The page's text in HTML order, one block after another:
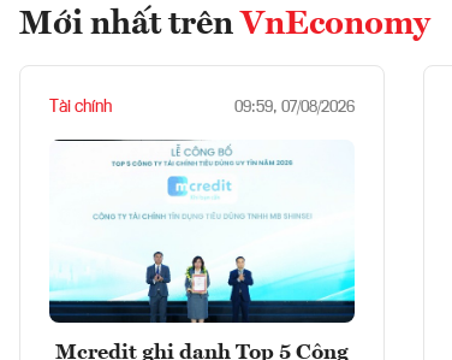
Mới nhất trên VnEconomy
Tài chính 09:59, 07/08/2026
Mcredit ghi danh Top 5 Công